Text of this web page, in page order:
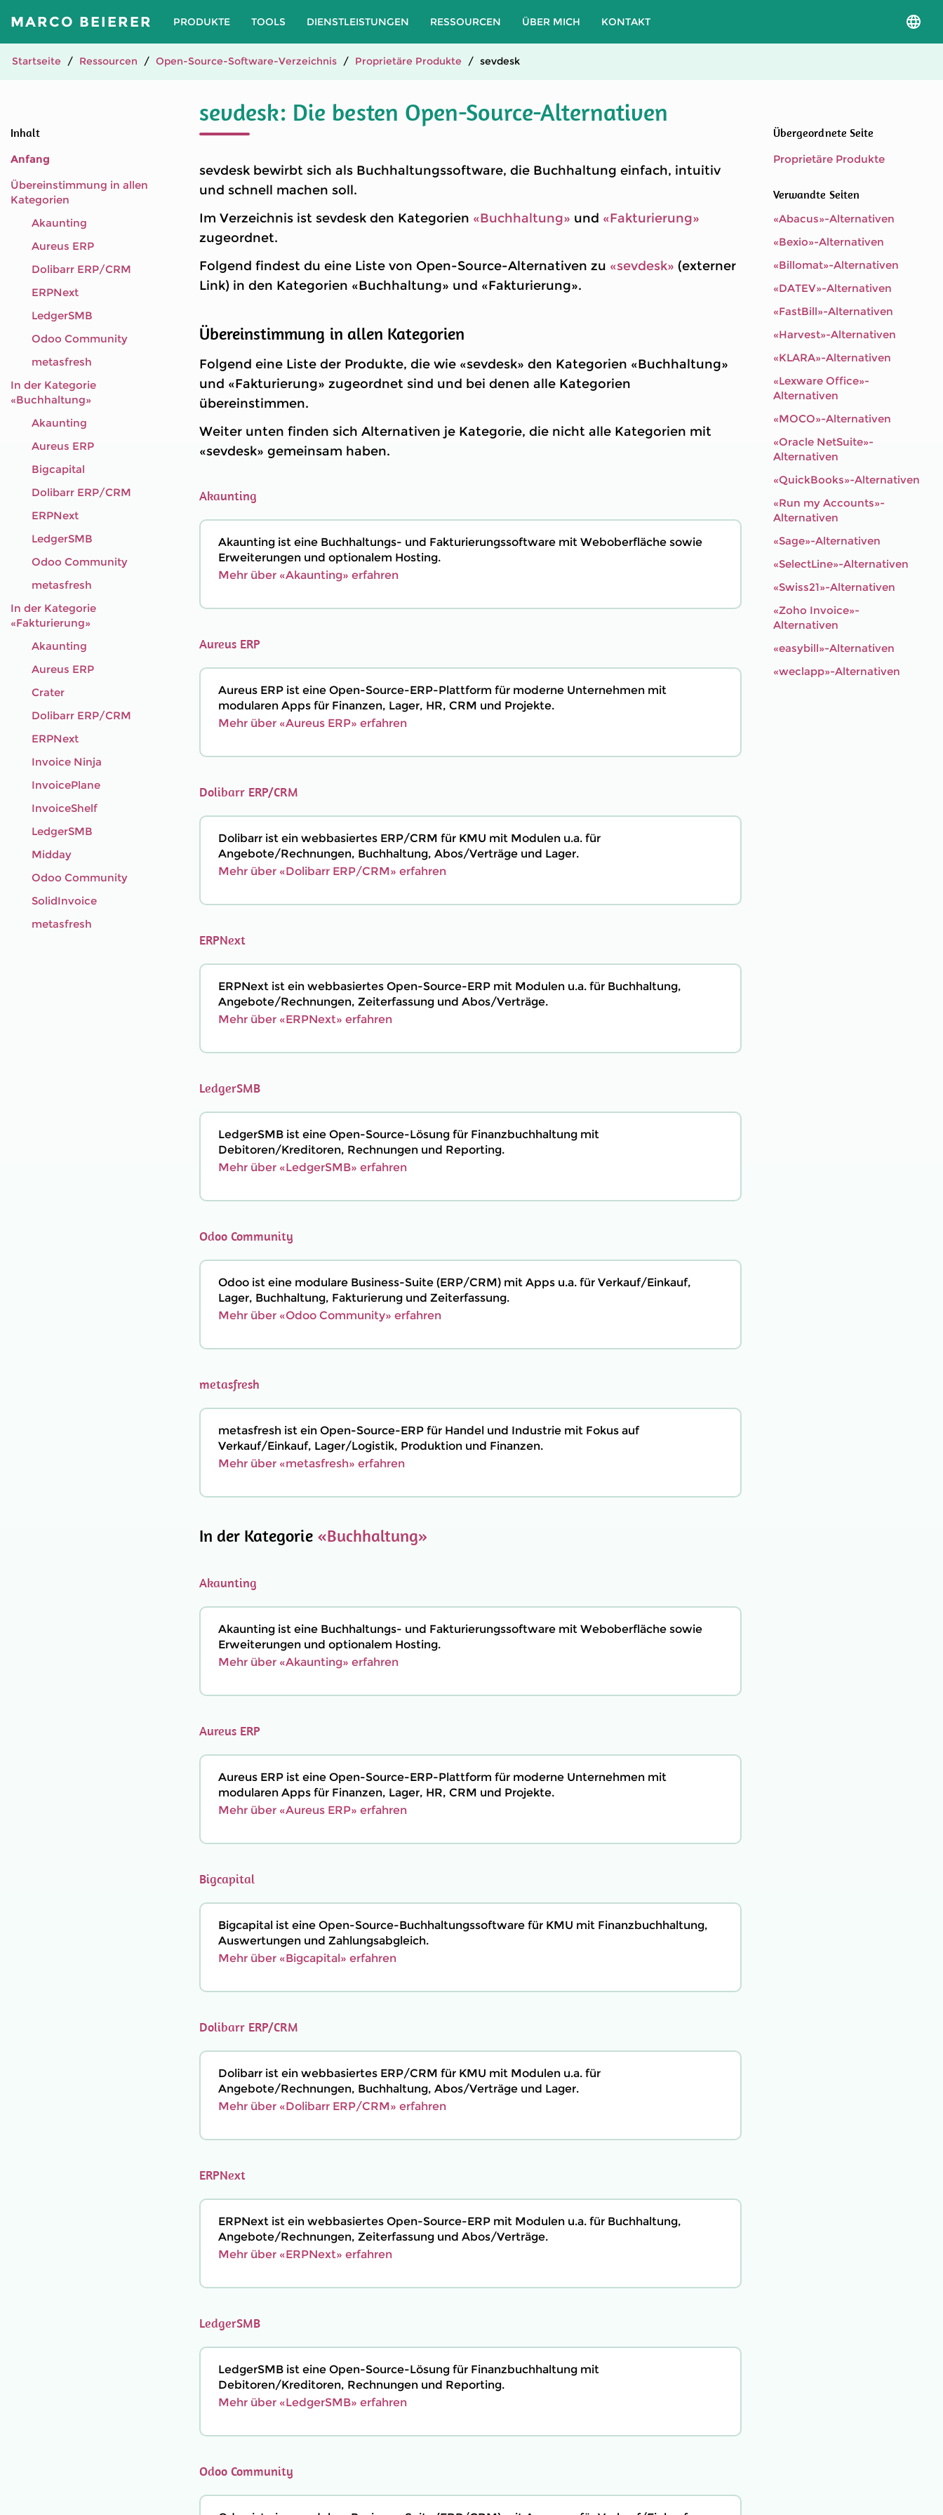
MARCO BEIERER PRODUKTE TOOLS DIENSTLEISTUNGEN RESSOURCEN ÜBER MICH KONTAKT
Startseite Ressourcen Open-Source-Software-Verzeichnis Proprietäre Produkte sevdesk
Inhalt
Anfang
Übereinstimmung in allen
Kategorien
Akaunting
Aureus ERP
Dolibarr ERP/CRM
ERPNext
LedgerSMB
Odoo Community
metasfresh
In der Kategorie
«Buchhaltung»
Akaunting
Aureus ERP
Bigcapital
Dolibarr ERP/CRM
ERPNext
LedgerSMB
Odoo Community
metasfresh
In der Kategorie
«Fakturierung»
Akaunting
Aureus ERP
Crater
Dolibarr ERP/CRM
ERPNext
Invoice Ninja
InvoicePlane
InvoiceShelf
LedgerSMB
Midday
Odoo Community
SolidInvoice
metasfresh
sevdesk: Die besten Open-Source-Alternativen
sevdesk bewirbt sich als Buchhaltungssoftware, die Buchhaltung einfach, intuitiv
und schnell machen soll.
Im Verzeichnis ist sevdesk den Kategorien «Buchhaltung» und «Fakturierung»
zugeordnet.
Folgend findest du eine Liste von Open-Source-Alternativen zu «sevdesk» (externer
Link) in den Kategorien «Buchhaltung» und «Fakturierung».
Übereinstimmung in allen Kategorien
Folgend eine Liste der Produkte, die wie «sevdesk» den Kategorien «Buchhaltung»
und «Fakturierung» zugeordnet sind und bei denen alle Kategorien
übereinstimmen.
Weiter unten finden sich Alternativen je Kategorie, die nicht alle Kategorien mit
«sevdesk» gemeinsam haben.
Akaunting
Akaunting ist eine Buchhaltungs- und Fakturierungssoftware mit Weboberfläche sowie
Erweiterungen und optionalem Hosting.
Mehr über «Akaunting» erfahren
Aureus ERP
Aureus ERP ist eine Open-Source-ERP-Plattform für moderne Unternehmen mit
modularen Apps für Finanzen, Lager, HR, CRM und Projekte.
Mehr über «Aureus ERP» erfahren
Dolibarr ERP/CRM
Dolibarr ist ein webbasiertes ERP/CRM für KMU mit Modulen u.a. für
Angebote/Rechnungen, Buchhaltung, Abos/Verträge und Lager.
Mehr über «Dolibarr ERP/CRM» erfahren
ERPNext
ERPNext ist ein webbasiertes Open-Source-ERP mit Modulen u.a. für Buchhaltung,
Angebote/Rechnungen, Zeiterfassung und Abos/Verträge.
Mehr über «ERPNext» erfahren
LedgerSMB
LedgerSMB ist eine Open-Source-Lösung für Finanzbuchhaltung mit
Debitoren/Kreditoren, Rechnungen und Reporting.
Mehr über «LedgerSMB» erfahren
Odoo Community
Odoo ist eine modulare Business-Suite (ERP/CRM) mit Apps u.a. für Verkauf/Einkauf,
Lager, Buchhaltung, Fakturierung und Zeiterfassung.
Mehr über «Odoo Community» erfahren
metasfresh
metasfresh ist ein Open-Source-ERP für Handel und Industrie mit Fokus auf
Verkauf/Einkauf, Lager/Logistik, Produktion und Finanzen.
Mehr über «metasfresh» erfahren
In der Kategorie «Buchhaltung»
Akaunting
Akaunting ist eine Buchhaltungs- und Fakturierungssoftware mit Weboberfläche sowie
Erweiterungen und optionalem Hosting.
Mehr über «Akaunting» erfahren
Aureus ERP
Aureus ERP ist eine Open-Source-ERP-Plattform für moderne Unternehmen mit
modularen Apps für Finanzen, Lager, HR, CRM und Projekte.
Mehr über «Aureus ERP» erfahren
Bigcapital
Bigcapital ist eine Open-Source-Buchhaltungssoftware für KMU mit Finanzbuchhaltung,
Auswertungen und Zahlungsabgleich.
Mehr über «Bigcapital» erfahren
Dolibarr ERP/CRM
Dolibarr ist ein webbasiertes ERP/CRM für KMU mit Modulen u.a. für
Angebote/Rechnungen, Buchhaltung, Abos/Verträge und Lager.
Mehr über «Dolibarr ERP/CRM» erfahren
ERPNext
ERPNext ist ein webbasiertes Open-Source-ERP mit Modulen u.a. für Buchhaltung,
Angebote/Rechnungen, Zeiterfassung und Abos/Verträge.
Mehr über «ERPNext» erfahren
LedgerSMB
LedgerSMB ist eine Open-Source-Lösung für Finanzbuchhaltung mit
Debitoren/Kreditoren, Rechnungen und Reporting.
Mehr über «LedgerSMB» erfahren
Odoo Community
Übergeordnete Seite
Proprietäre Produkte
Verwandte Seiten
«Abacus»-Alternativen
«Bexio»-Alternativen
«Billomat»-Alternativen
«DATEV»-Alternativen
«FastBill»-Alternativen
«Harvest»-Alternativen
«KLARA»-Alternativen
«Lexware Office»-
Alternativen
«MOCO»-Alternativen
«Oracle NetSuite»-
Alternativen
«QuickBooks»-Alternativen
«Run my Accounts»-
Alternativen
«Sage»-Alternativen
«SelectLine»-Alternativen
«Swiss21»-Alternativen
«Zoho Invoice»-
Alternativen
«easybill»-Alternativen
«weclapp»-Alternativen